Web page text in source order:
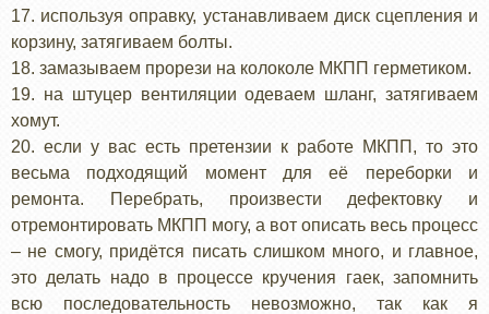
17. используя оправку, устанавливаем диск сцепления и
корзину, затягиваем болты.
18. замазываем прорези на колоколе МКПП герметиком.
19. на штуцер вентиляции одеваем шланг, затягиваем
хомут.
20. если у вас есть претензии к работе МКПП, то это
весьма подходящий момент для её переборки и
ремонта. Перебрать, произвести дефектовку и
отремонтировать МКПП могу, а вот описать весь процесс
– не смогу, придётся писать слишком много, и главное,
это делать надо в процессе кручения гаек, запомнить
всю последовательность невозможно, так как я